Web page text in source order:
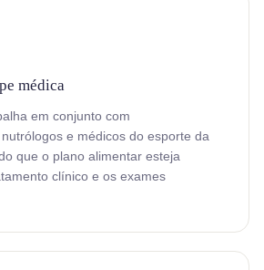
médica
em conjunto com
e médicos do esporte da
que o plano alimentar esteja
clínico e os exames